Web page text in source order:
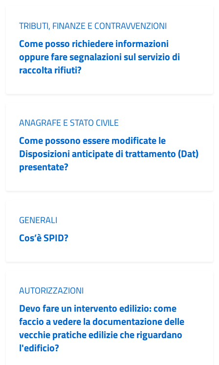
Categoria:
TRIBUTI, FINANZE E CONTRAVVENZIONI
Come posso richiedere informazioni
oppure fare segnalazioni sul servizio di
raccolta rifiuti?
Categoria:
ANAGRAFE E STATO CIVILE
Come possono essere modificate le
Disposizioni anticipate di trattamento (Dat)
presentate?
Categoria:
GENERALI
Cos’è SPID?
Categoria:
AUTORIZZAZIONI
Devo fare un intervento edilizio: come
faccio a vedere la documentazione delle
vecchie pratiche edilizie che riguardano
l'edificio?